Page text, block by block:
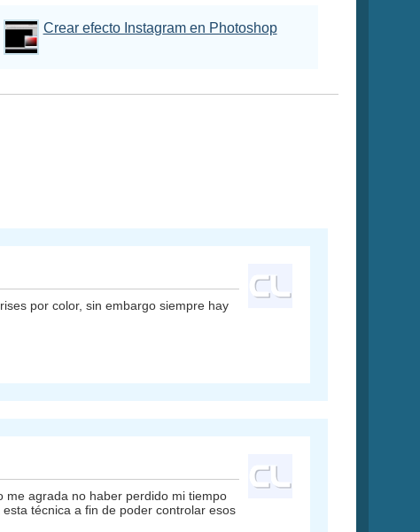
Crear efecto Instagram en Photoshop
por color, sin embargo siempre hay
me agrada no haber perdido mi tiempo
técnica a fin de poder controlar esos